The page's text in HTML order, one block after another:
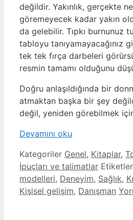
değildir. Yakınlık, gerçekte
göremeyecek kadar yakın
da gelebilir. Tıpkı burnunuz
tabloyu tanıyamayacağınız
tek tek fırça darbeleri
resmin tamamı olduğunu
Doğru anlaşıldığında bir
atmaktan başka bir şey
değil, yeniden görebilmek
Devamını oku
Kategoriler Genel, Kitaplar,
İpuçları ve talimatlar Etiketler
modelleri, Deneyim, Sağlık,
Kişisel gelişim, Danışman